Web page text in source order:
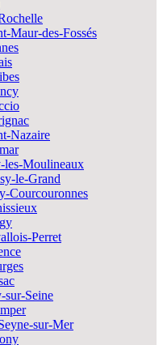
Maur-des-Fossés
Nazaire
les-Moulineaux
le-Grand
Courcouronnes
Perret
sur-Seine
sur-Mer